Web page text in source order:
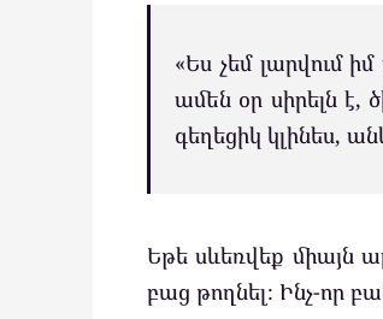
«Ես չեմ լարվում
ամեն օր սիրելն է,
գեղեցիկ կլինես,
Եթե ​​սևեռվեք միայն
բաց թողնել։ Ինչ-որ